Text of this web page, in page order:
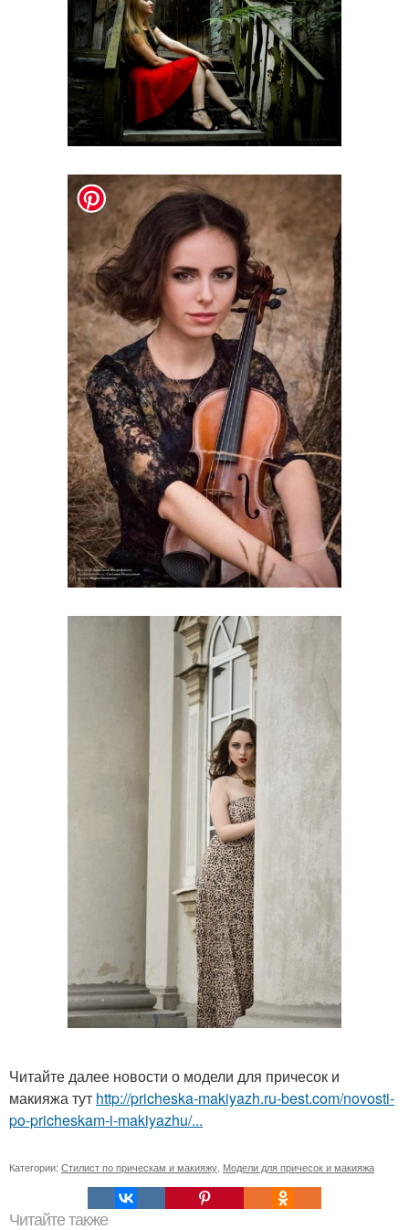
Читайте далее новости о модели для причесок и
макияжа тут http://pricheska-makiyazh.ru-best.com/novosti-
po-pricheskam-i-makiyazhu/...
Категории: Стилист по прическам и макияжу Модели для причесок и макияжа
Читайте также